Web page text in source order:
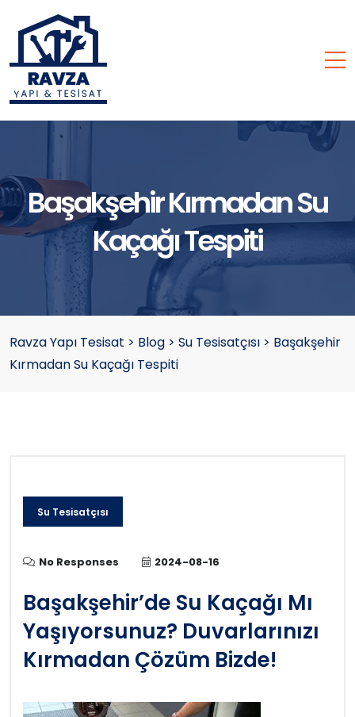
Başakşehir Kırmadan Su
Kaçağı Tespiti
Ravza Yapı Tesisat > Blog > Su Tesisatçısı > Başakşehir
Kırmadan Su Kaçağı Tespiti
Su Tesisatçısı
No Responses 2024-08-16
Başakşehir’de Su Kaçağı Mı
Yaşıyorsunuz? Duvarlarınızı
Kırmadan Çözüm Bizde!